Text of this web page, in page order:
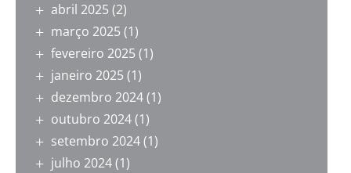
abril 2025 (2)
março 2025 (1)
fevereiro 2025 (1)
janeiro 2025 (1)
dezembro 2024(1)
outubro 2024(1)
setembro 2024(1)
julho 2024(1)